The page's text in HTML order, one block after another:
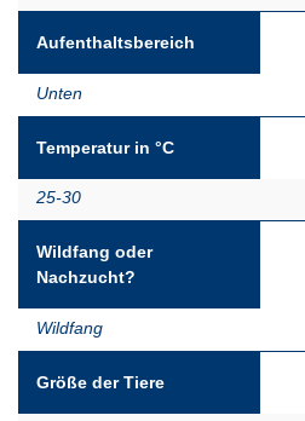
Aufenthaltsbereich
Unten
Temperatur in °C
25-30
Wildfang oder
Nachzucht?
Wildfang
Größe der Tiere